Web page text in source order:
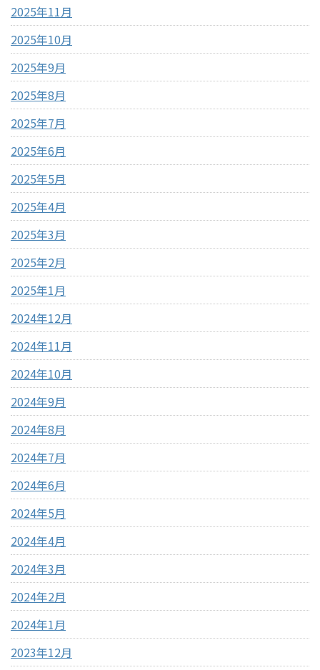
2025年11月
2025年10月
2025年9月
2025年8月
2025年7月
2025年6月
2025年5月
2025年4月
2025年3月
2025年2月
2025年1月
2024年12月
2024年11月
2024年10月
2024年9月
2024年8月
2024年7月
2024年6月
2024年5月
2024年4月
2024年3月
2024年2月
2024年1月
2023年12月